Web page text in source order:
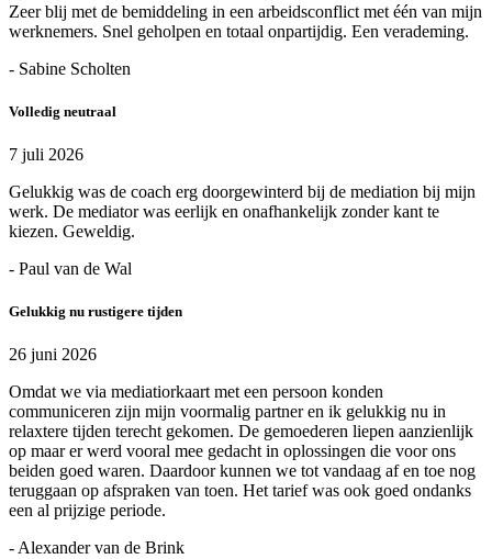
Zeer blij met de bemiddeling in een arbeidsconflict met één van mijn
werknemers. Snel geholpen en totaal onpartijdig. Een verademing.
- Sabine Scholten
Volledig neutraal
7 juli 2026
Gelukkig was de coach erg doorgewinterd bij de mediation bij mijn
werk. De mediator was eerlijk en onafhankelijk zonder kant te
kiezen. Geweldig.
- Paul van de Wal
Gelukkig nu rustigere tijden
26 juni 2026
Omdat we via mediatiorkaart met een persoon konden
communiceren zijn mijn voormalig partner en ik gelukkig nu in
relaxtere tijden terecht gekomen. De gemoederen liepen aanzienlijk
op maar er werd vooral mee gedacht in oplossingen die voor ons
beiden goed waren. Daardoor kunnen we tot vandaag af en toe nog
teruggaan op afspraken van toen. Het tarief was ook goed ondanks
een al prijzige periode.
- Alexander van de Brink